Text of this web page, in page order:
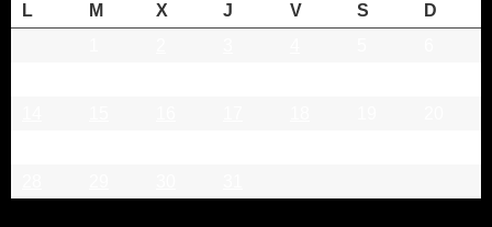
L
M X J V S
D